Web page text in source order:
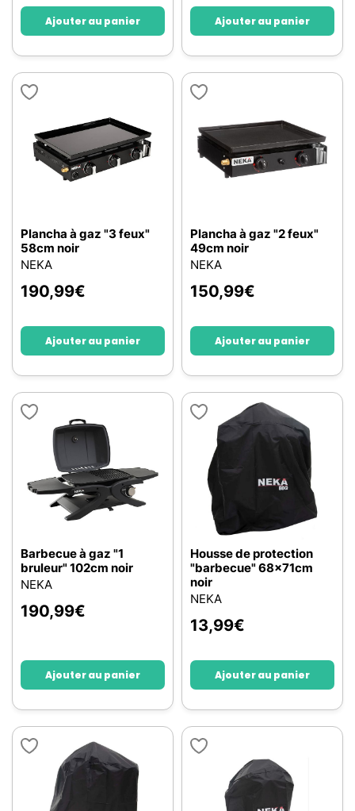
Ajouter au panier Ajouter au panier
Plancha à gaz "3 feux"
58cm noir
NEKA
190,99€
Ajouter au panier
Plancha à gaz "2 feux"
49cm noir
NEKA
150,99€
Ajouter au panier
Barbecue à gaz "1
bruleur" 102cm noir
NEKA
190,99€
Ajouter au panier
Housse de protection
"barbecue" 68x71cm
noir
NEKA
13,99€
Ajouter au panier